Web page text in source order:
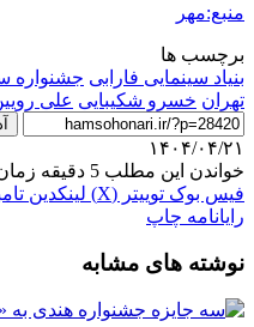
منبع:مهر
برچسب ها
بنیاد سینمایی فارابی جشنواره
تهران خسرو شکیبایی علی
۱۴۰۴/۰۴/۲۱
خواندن این مطلب 5 دقیقه زمان میبرد
فیس بوک توییتر (X) لینکدین
رایانامه چاپ
نوشته های مشابه